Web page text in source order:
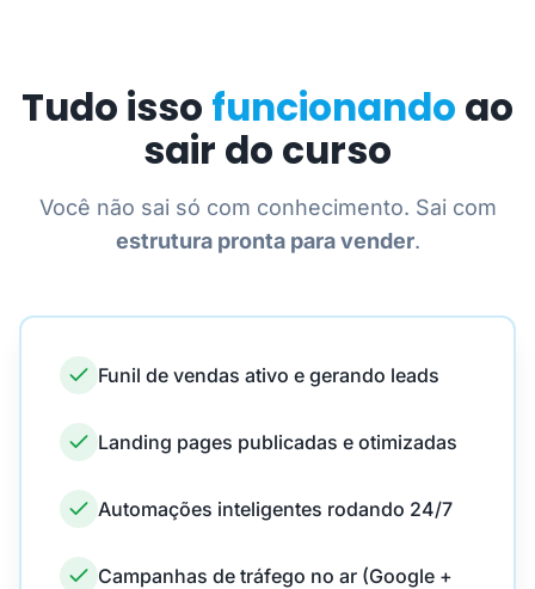
Tudo isso funcionando ao
sair do curso
Você não sai só com conhecimento. Sai com
estrutura pronta para vender.
Funil de vendas ativo e gerando leads
Landing pages publicadas e otimizadas
Automações inteligentes rodando 24/7
Campanhas de tráfego no ar (Google +